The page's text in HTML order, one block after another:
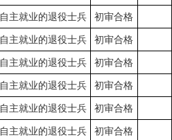
自主就业的退役士兵 初审合格
自主就业的退役士兵 初审合格
自主就业的退役士兵 初审合格
自主就业的退役士兵 初审合格
自主就业的退役士兵 初审合格
自主就业的退役士兵 初审合格